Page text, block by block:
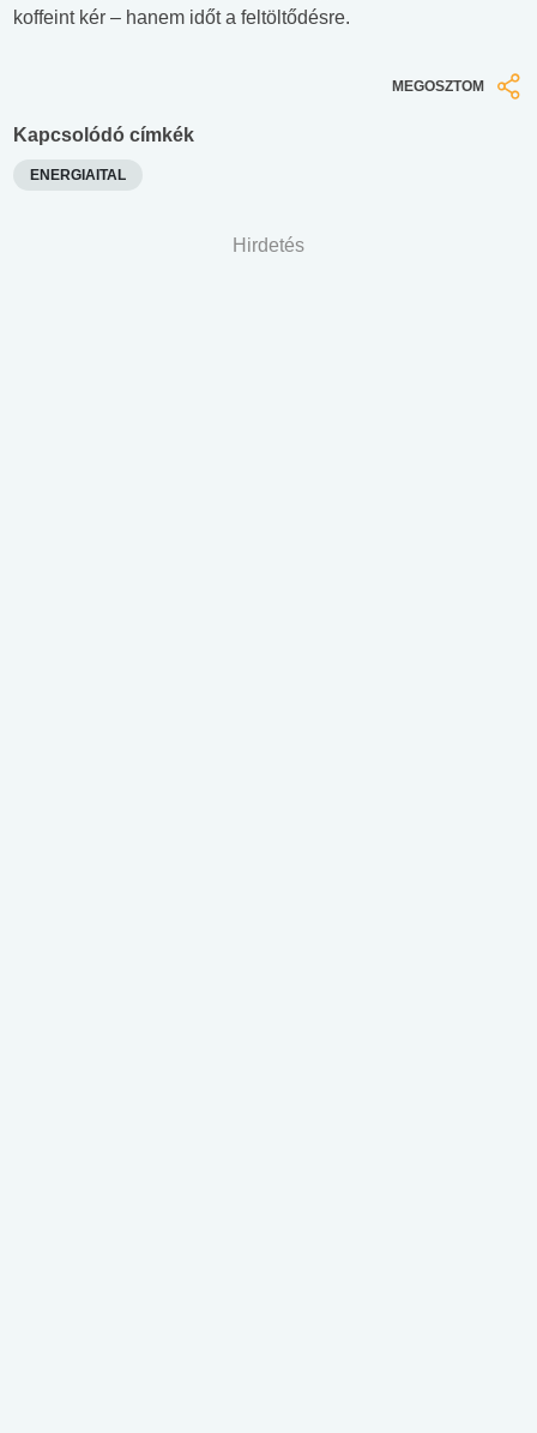
koffeint kér – hanem időt a feltöltődésre.
MEGOSZTOM
Kapcsolódó címkék
ENERGIAITAL
Hirdetés